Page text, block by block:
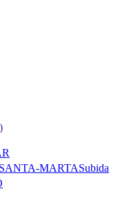
MARTASubida